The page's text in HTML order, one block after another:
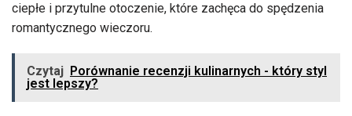
ciepłe i przytulne otoczenie, które zachęca do spędzenia
romantycznego wieczoru.
Czytaj Porównanie recenzji kulinarnych - który styl
jest lepszy?